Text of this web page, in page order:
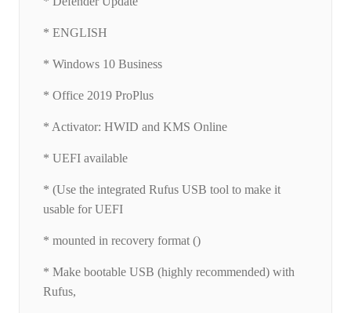
* ENGLISH
* Windows 10 Business
* Office 2019 ProPlus
* Activator: HWID and KMS Online
* UEFI available
* (Use the integrated Rufus USB tool to make it
usable for UEFI
* mounted in recovery format ()
* Make bootable USB (highly recommended) with
Rufus,